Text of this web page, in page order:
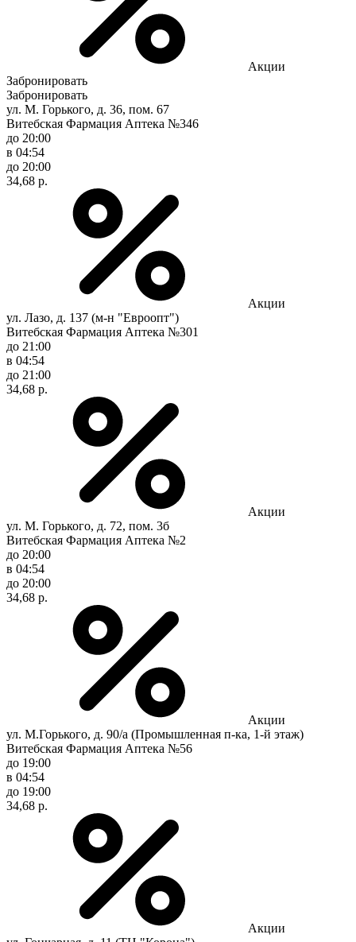
Акции
Забронировать
Забронировать
ул. М. Горького, д. 36, пом. 67
Витебская Фармация Аптека №346
до 20:00
в 04:54
до 20:00
34,68 р.
Акции
ул. Лазо, д. 137 (м-н "Евроопт")
Витебская Фармация Аптека №301
до 21:00
в 04:54
до 21:00
34,68 р.
Акции
ул. М. Горького, д. 72, пом. 3б
Витебская Фармация Аптека №2
до 20:00
в 04:54
до 20:00
34,68 р.
Акции
ул. М.Горького, д. 90/а (Промышленная п-ка, 1-й этаж)
Витебская Фармация Аптека №56
до 19:00
в 04:54
до 19:00
34,68 р.
Акции